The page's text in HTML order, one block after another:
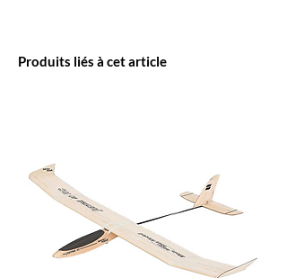
Produits liés à cet article